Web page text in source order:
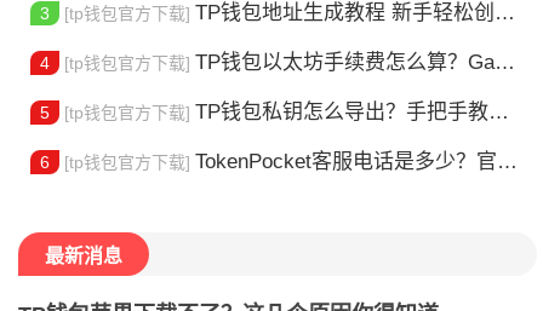
3 [tp钱包官方下载] TP钱包地址生成教程 新手轻松创建钱包
4 [tp钱包官方下载] TP钱包以太坊手续费怎么算？Gas 费省钱全攻略
5 [tp钱包官方下载] TP钱包私钥怎么导出？手把手教你安全备份助记词
6 [tp钱包官方下载] TokenPocket客服电话是多少？官方热线查询
最新消息